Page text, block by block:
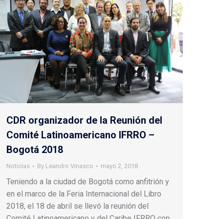
CDR organizador de la Reunión del
Comité Latinoamericano IFRRO –
Bogotá 2018
Noticias By Leandro Vinasco mayo 2, 2018
Teniendo a la ciudad de Bogotá como anfitrión y
en el marco de la Feria Internacional del Libro
2018, el 18 de abril se llevó la reunión del